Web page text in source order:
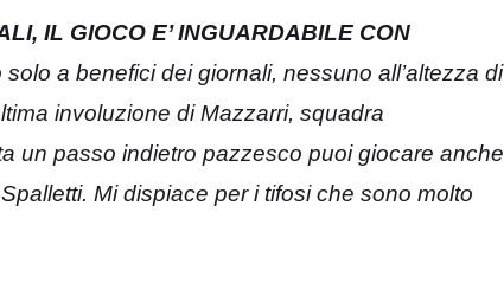
IL GIOCO E’ INGUARDABILE CON
a benefici dei giornali, nessuno all’altezza di
involuzione di Mazzarri, squadra
un passo indietro pazzesco puoi giocare anche
Mi dispiace per i tifosi che sono molto